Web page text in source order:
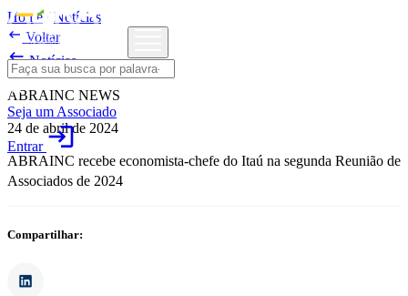
Seja um Associado
Entrarlogin
Home/Notícias
 Voltar
Notícias
ABRAINC NEWS
24 de abril de 2024
ABRAINC recebe economista-chefe do Itaú na segunda Reunião de
Associados de 2024
Compartilhar: